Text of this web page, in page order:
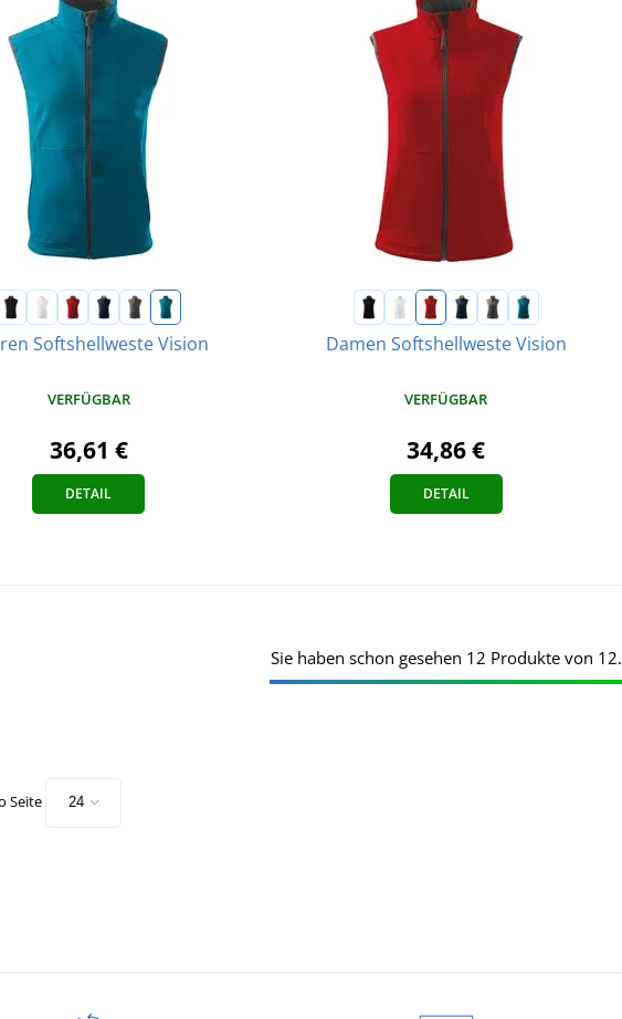
Softshellweste Vision
VERFÜGBAR
36,61 €
DETAIL
Damen Softshellweste Vision
VERFÜGBAR
34,86 €
DETAIL
Sie haben schon gesehen 12 Produkte von 12.
Seite